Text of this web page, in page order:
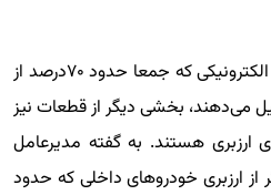
اما در کنار مواد اولیه و قطعات الکترونیکی که جمعا حدود ۷۰درصد از
می‌دهند، بخشی دیگر از قطعات نیز
ارزبری هستند. به گفته مدیرعامل
۳۰درصد دیگر از ارزبری خودروهای داخلی که حدود